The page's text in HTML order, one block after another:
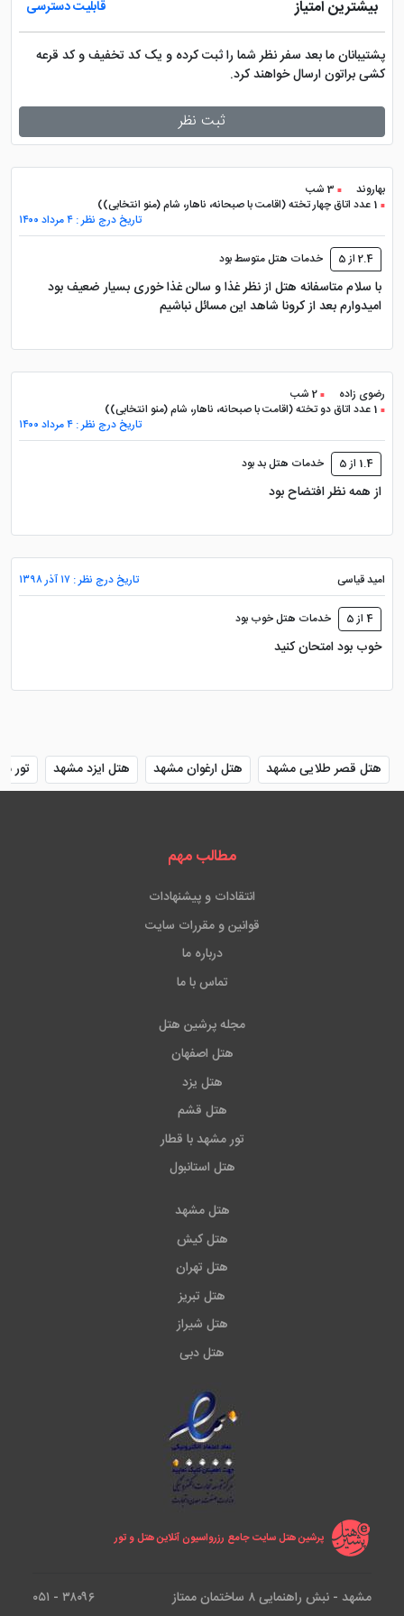
بیشترین امتیاز قابلیت دسترسی
پشتیبانان ما بعد سفر نظر شما را ثبت کرده و یک کد تخفیف و کد قرعه
کشی براتون ارسال خواهند کرد.
ثبت نظر
بهاروند
3 شب
1 عدد اتاق چهار تخته (اقامت با صبحانه، ناهار، شام (منو انتخابی))
تاریخ درج نظر : ۴ مرداد ۱۴۰۰
2.4 از 5 خدمات هتل متوسط بود
با سلام متاسفانه هتل از نظر غذا و سالن غذا خوری بسیار ضعیف بود
امیدوارم بعد از کرونا شاهد این مسائل نباشیم
رضوی زاده
2 شب
1 عدد اتاق دو تخته (اقامت با صبحانه، ناهار، شام (منو انتخابی))
تاریخ درج نظر : ۴ مرداد ۱۴۰۰
1.4 از 5 خدمات هتل بد بود
از همه نظر افتضاح بود
امید قیاسی تاریخ درج نظر : ۱۷ آذر ۱۳۹۸
4 از 5 خدمات هتل خوب بود
خوب بود امتحان کنید
هتل قصر طلایی مشهد هتل ارغوان مشهد هتل ایزد مشهد تور
مطالب مهم
انتقادات و پیشنهادات
قوانین و مقررات سایت
درباره ما
تماس با ما
مجله پرشین هتل
هتل اصفهان
هتل یزد
هتل قشم
تور مشهد با قطار
هتل استانبول
هتل مشهد
هتل کیش
هتل تهران
هتل تبریز
هتل شیراز
هتل دبی
پرشین هتل سایت جامع رزرواسیون آنلاین هتل و تور
مشهد - نبش راهنمایی ۸ ساختمان ممتاز
۳۸۰۹۶ - ۰۵۱